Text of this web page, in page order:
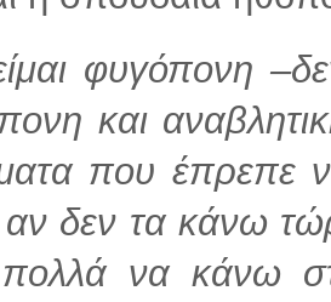
φυγόπονη
και
που έπρεπε
δεν τα κάνω
να κάνω